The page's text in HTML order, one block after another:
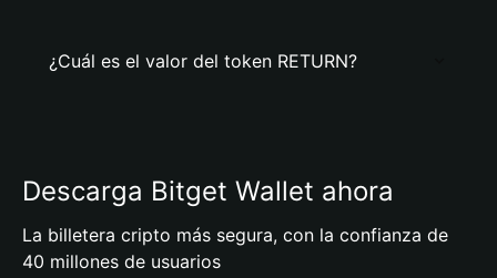
¿Cuál es el valor del token RETURN?
Descarga Bitget Wallet ahora
La billetera cripto más segura, con la confianza de
40 millones de usuarios